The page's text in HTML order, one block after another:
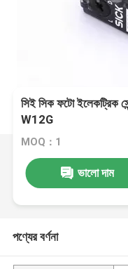
সিই সিক ফটো ইলেকট্রিক
W12G
MOQ：1
ভালো দাম
পণ্যের বর্ণনা